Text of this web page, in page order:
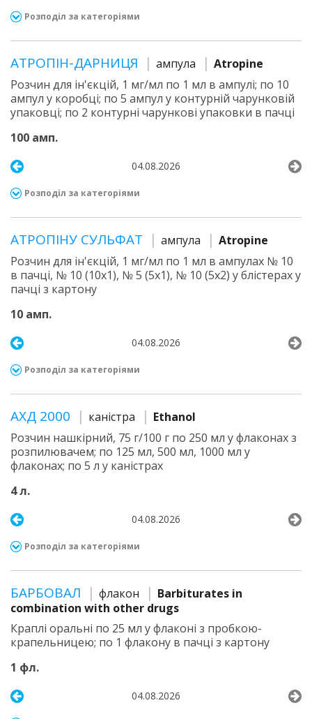
Розподіл за категоріями
АТРОПІН-ДАРНИЦЯ ампула
Atropine
Розчин для ін'єкцій, 1 мг/мл по 1 мл в ампулі; по 10
ампул у коробці; по 5 ампул у контурній чарунковій
упаковці; по 2 контурні чарункові упаковки в пачці
100 амп.
04.08.2026
Розподіл за категоріями
АТРОПІНУ СУЛЬФАТ ампула
Atropine
Розчин для ін'єкцій, 1 мг/мл по 1 мл в ампулах № 10
в пачці, № 10 (10х1), № 5 (5х1), № 10 (5х2) у блістерах у
пачці з картону
10 амп.
04.08.2026
Розподіл за категоріями
АХД 2000 каністра
Ethanol
Розчин нашкірний, 75 г/100 г по 250 мл у флаконах з
розпилювачем; по 125 мл, 500 мл, 1000 мл у
флаконах; по 5 л у каністрах
4 л.
04.08.2026
Розподіл за категоріями
БАРБОВАЛ флакон
Barbiturates in
combination with other drugs
Краплі оральні по 25 мл у флаконі з пробкою-
крапельницею; по 1 флакону в пачці з картону
1 фл.
04.08.2026